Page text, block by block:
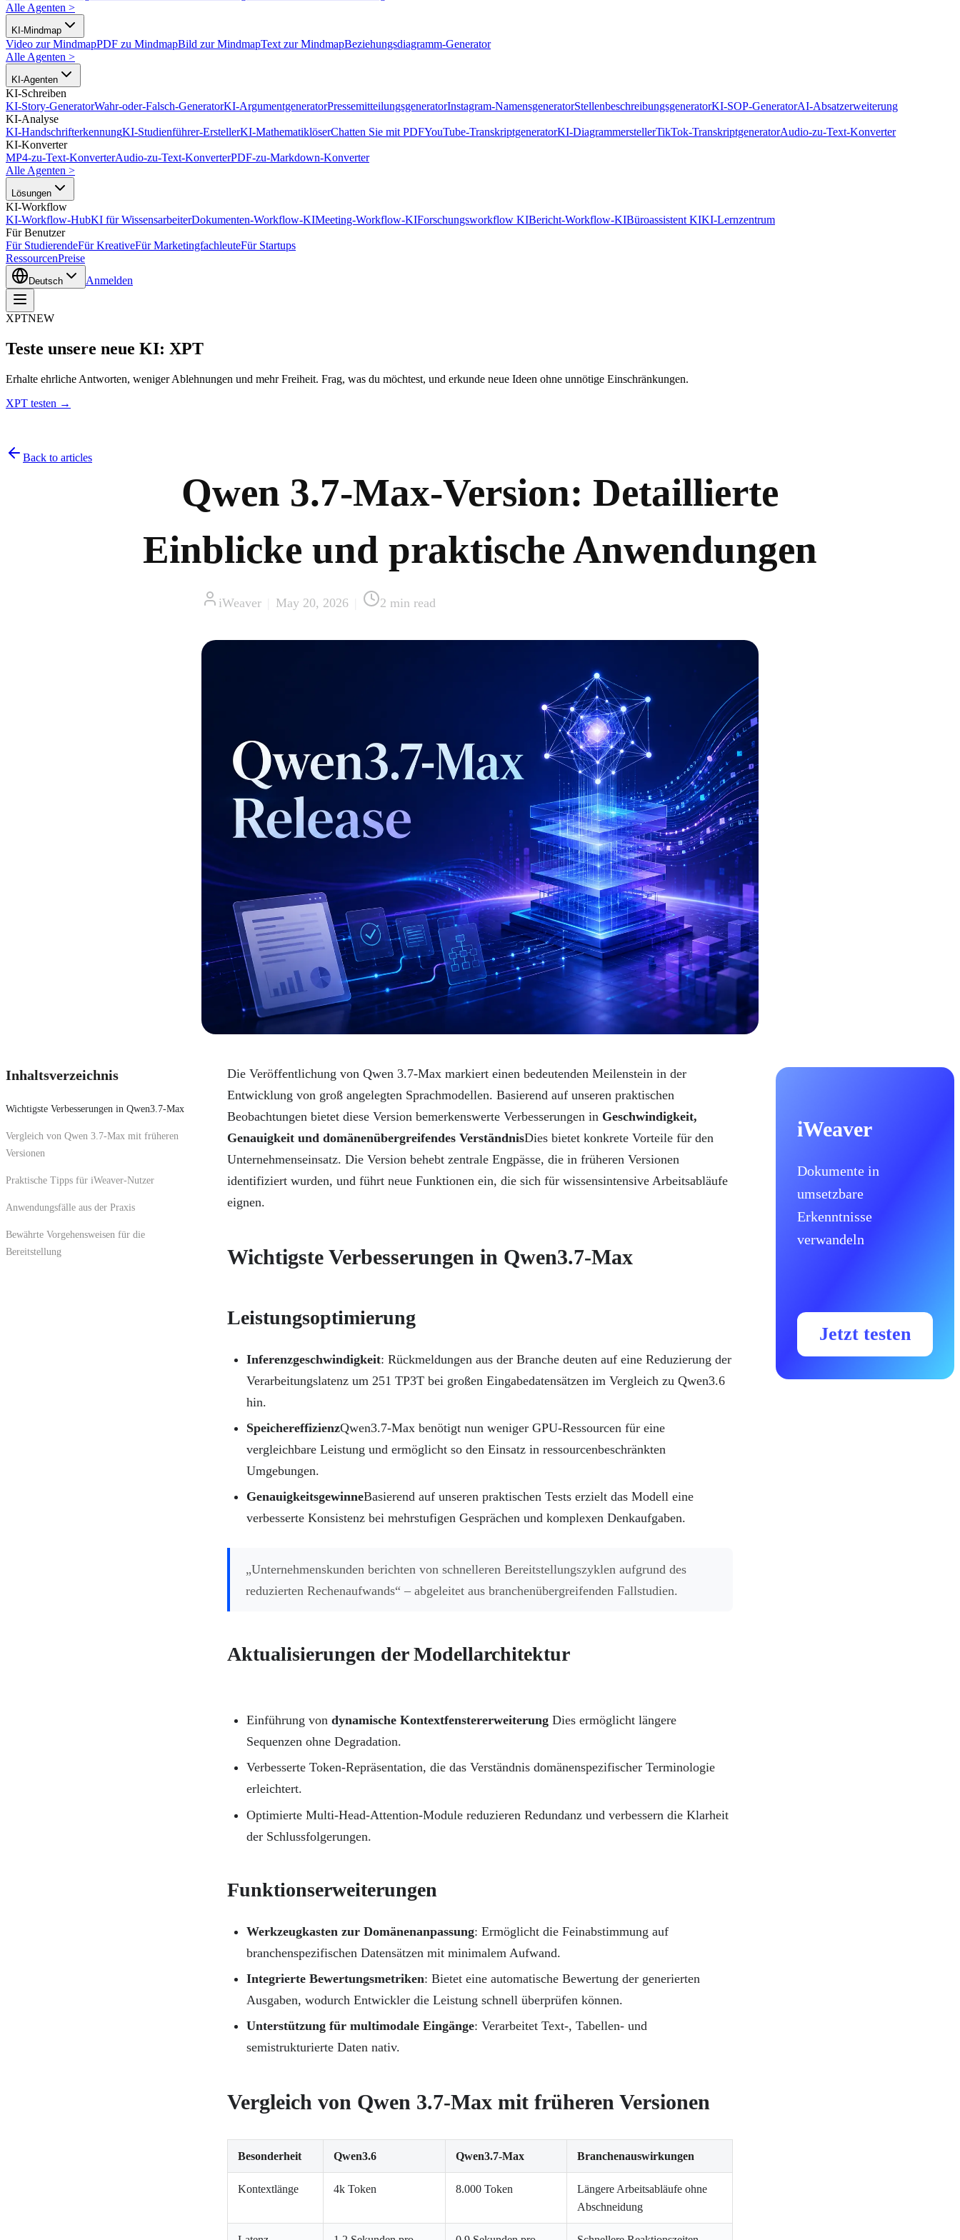
Alle Agenten >
KI-Mindmap
Video zur MindmapPDF zu MindmapBild zur MindmapText zur MindmapBeziehungsdiagramm-Generator
Alle Agenten >
KI-Agenten
KI-Schreiben
KI-Story-GeneratorWahr-oder-Falsch-GeneratorKI-ArgumentgeneratorPressemitteilungsgeneratorInstagram-NamensgeneratorStellenbeschreibungsgeneratorKI-SOP-GeneratorAI-Absatzerweiterung
KI-Analyse
KI-HandschrifterkennungKI-Studienführer-ErstellerKI-MathematiklöserChatten Sie mit PDFYouTube-TranskriptgeneratorKI-DiagrammerstellerTikTok-TranskriptgeneratorAudio-zu-Text-Konverter
KI-Konverter
MP4-zu-Text-KonverterAudio-zu-Text-KonverterPDF-zu-Markdown-Konverter
Alle Agenten >
Lösungen
KI-Workflow
KI-Workflow-HubKI für WissensarbeiterDokumenten-Workflow-KIMeeting-Workflow-KIForschungsworkflow KIBericht-Workflow-KIBüroassistent KIKI-Lernzentrum
Für Benutzer
Für StudierendeFür KreativeFür MarketingfachleuteFür Startups
RessourcenPreise
Deutsch Anmelden
XPTNEW
Teste unsere neue KI: XPT
Erhalte ehrliche Antworten, weniger Ablehnungen und mehr Freiheit. Frag, was du möchtest, und erkunde neue Ideen ohne unnötige Einschränkungen.
XPT testen →
Back to articles
Qwen 3.7-Max-Version: Detaillierte
Einblicke und praktische Anwendungen
iWeaver May 20, 2026 2 min read
Inhaltsverzeichnis
Wichtigste Verbesserungen in Qwen3.7-Max
Vergleich von Qwen 3.7-Max mit früheren
Versionen
Praktische Tipps für iWeaver-Nutzer
Anwendungsfälle aus der Praxis
Bewährte Vorgehensweisen für die
Bereitstellung
Die Veröffentlichung von Qwen 3.7-Max markiert einen bedeutenden Meilenstein in der
Entwicklung von groß angelegten Sprachmodellen. Basierend auf unseren praktischen
Beobachtungen bietet diese Version bemerkenswerte Verbesserungen in Geschwindigkeit,
Genauigkeit und domänenübergreifendes VerständnisDies bietet konkrete Vorteile für den
Unternehmenseinsatz. Die Version behebt zentrale Engpässe, die in früheren Versionen
identifiziert wurden, und führt neue Funktionen ein, die sich für wissensintensive Arbeitsabläufe
eignen.
Wichtigste Verbesserungen in Qwen3.7-Max
Leistungsoptimierung
Inferenzgeschwindigkeit: Rückmeldungen aus der Branche deuten auf eine Reduzierung der
Verarbeitungslatenz um 251 TP3T bei großen Eingabedatensätzen im Vergleich zu Qwen3.6
hin.
SpeichereffizienzQwen3.7-Max benötigt nun weniger GPU-Ressourcen für eine
vergleichbare Leistung und ermöglicht so den Einsatz in ressourcenbeschränkten
Umgebungen.
GenauigkeitsgewinneBasierend auf unseren praktischen Tests erzielt das Modell eine
verbesserte Konsistenz bei mehrstufigen Gesprächen und komplexen Denkaufgaben.
„Unternehmenskunden berichten von schnelleren Bereitstellungszyklen aufgrund des
reduzierten Rechenaufwands“ – abgeleitet aus branchenübergreifenden Fallstudien.
Aktualisierungen der Modellarchitektur
Einführung von dynamische Kontextfenstererweiterung Dies ermöglicht längere
Sequenzen ohne Degradation.
Verbesserte Token-Repräsentation, die das Verständnis domänenspezifischer Terminologie
erleichtert.
Optimierte Multi-Head-Attention-Module reduzieren Redundanz und verbessern die Klarheit
der Schlussfolgerungen.
Funktionserweiterungen
Werkzeugkasten zur Domänenanpassung: Ermöglicht die Feinabstimmung auf
branchenspezifischen Datensätzen mit minimalem Aufwand.
Integrierte Bewertungsmetriken: Bietet eine automatische Bewertung der generierten
Ausgaben, wodurch Entwickler die Leistung schnell überprüfen können.
Unterstützung für multimodale Eingänge: Verarbeitet Text-, Tabellen- und
semistrukturierte Daten nativ.
Vergleich von Qwen 3.7-Max mit früheren Versionen
Besonderheit Qwen3.6 Qwen3.7-Max Branchenauswirkungen
Kontextlänge 4k Token 8.000 Token
Längere Arbeitsabläufe ohne
Abschneidung
iWeaver
Dokumente in
umsetzbare
Erkenntnisse
verwandeln
Jetzt testen